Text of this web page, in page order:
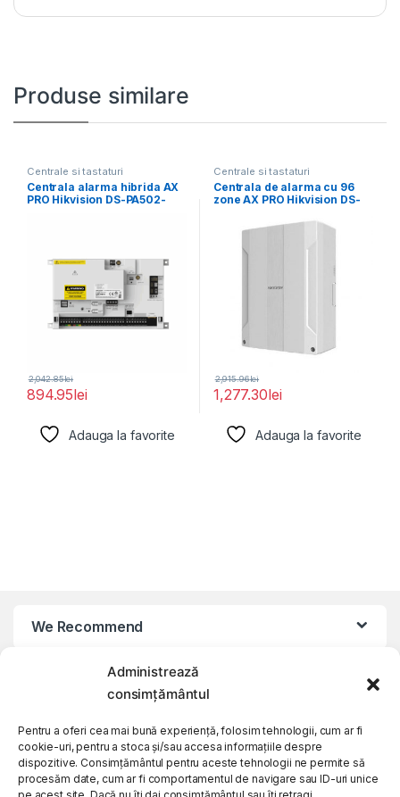
Administrează
consimțământul
Pentru a oferi cea mai bună experiență, folosim tehnologii, cum ar fi
cookie-uri, pentru a stoca și/sau accesa informațiile despre
dispozitive. Consimțământul pentru aceste tehnologii ne permite să
procesăm date, cum ar fi comportamentul de navigare sau ID-uri unice
Produse similare
Centrale si tastaturi
Centrala alarma hibrida AX
PRO Hikvision DS-PA502-
894.95lei
2,042.85lei
Adauga la favorite
Centrale si tastaturi
Centrala de alarma cu 96
zone AX PRO Hikvision DS-
1,277.30lei
2,915.96lei
Adauga la favorite
We Recommend
My Account
Customer Care
About Us